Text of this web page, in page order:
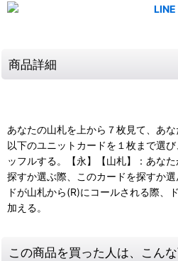
商品詳細
あなたの山札を上から７枚見て、あ
以下のユニットカードを１枚まで選
ッフルする。【永】【山札】：あな
探すか選ぶ際、このカードを探すか
ドが山札から(R)にコールされる際、
加える。
この商品を買った人は、こん